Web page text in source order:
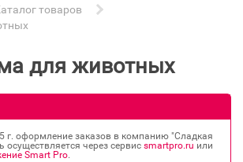
товаров
для животных
г. оформление заказов в компанию "Сладкая
осуществляется через сервис smartpro.ru или
Smart Pro.